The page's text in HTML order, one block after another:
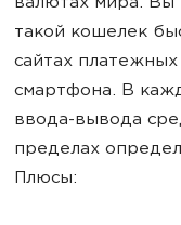
валютах мира. Вы
такой кошелек
сайтах
смартфона. В
ввода-вывода
пределах
Плюсы: